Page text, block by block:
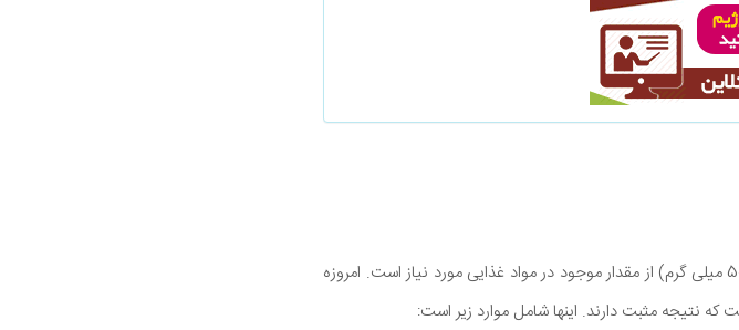
برای رعایت بهبودهای سلامتی زعفران، دوزهای بسیار بالاتر (30 تا 50 میلی گرم) از مقدار موجود در مواد غذایی مورد نیاز است. امروزه
نتیجه مثبت دارند. اینها شامل موارد زیر است: